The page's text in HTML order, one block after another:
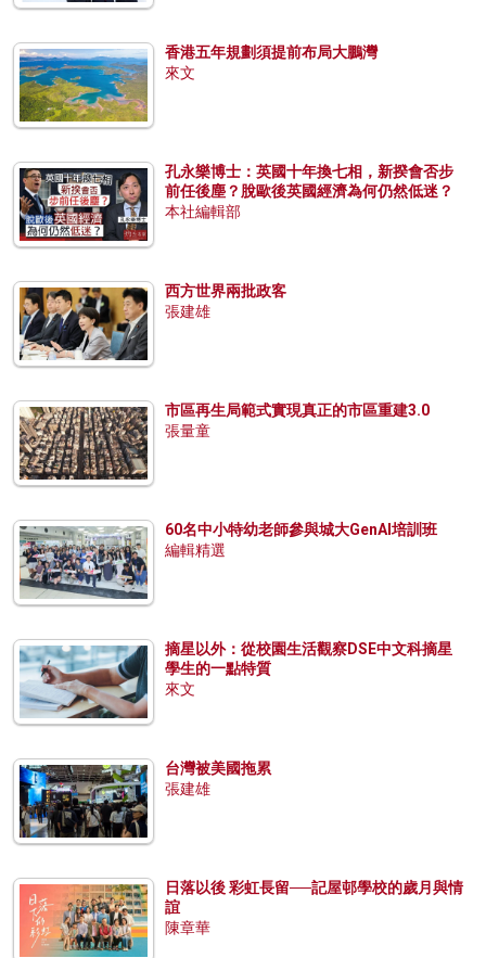
香港五年規劃須提前布局大鵬灣
來文
孔永樂博士：英國十年換七相，新揆會否步
前任後塵？脫歐後英國經濟為何仍然低迷？
本社編輯部
西方世界兩批政客
張建雄
市區再生局範式實現真正的市區重建3.0
張量童
60名中小特幼老師參與城大GenAI培訓班
編輯精選
摘星以外：從校園生活觀察DSE中文科摘星
學生的一點特質
來文
台灣被美國拖累
張建雄
日落以後 彩虹長留──記屋邨學校的歲月與情
誼
陳章華